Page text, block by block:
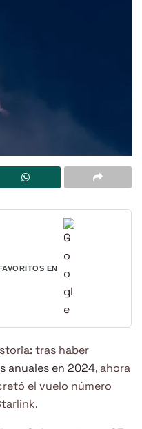
EN
tras haber
anuales en 2024, ahora
el vuelo número